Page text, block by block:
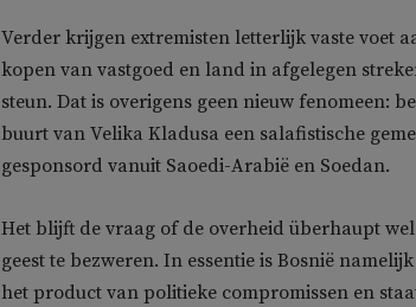
Verder krijgen extremisten letterlijk vaste voet
kopen van vastgoed en land in afgelegen
steun. Dat is overigens geen nieuw fenomeen:
buurt van Velika Kladusa een salafistische
gesponsord vanuit Saoedi-Arabië en Soedan.
Het blijft de vraag of de overheid überhaupt
geest te bezweren. In essentie is Bosnië
het product van politieke compromissen en